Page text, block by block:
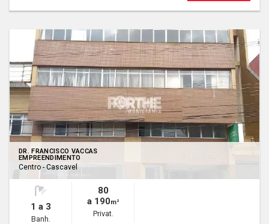
DR. FRANCISCO VACCAS
EMPREENDIMENTO
Centro - Cascavel
1 a 3
Banh.
80
a 190m²
Privat.